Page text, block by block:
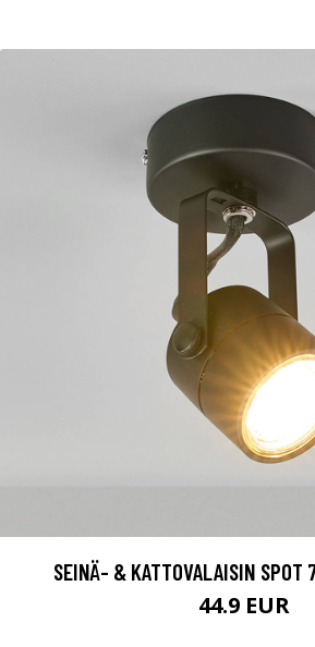
SEINÄ- & KATTOVALAISIN SPOT
44.9 EUR